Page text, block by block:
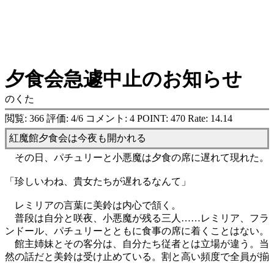
夕食会急遽中止のお知らせ
のくた
閲覧: 366 評価: 4/6 コメント: 4 POINT: 470 Rate: 14.14
紅魔館夕食会は今夜も開かれる
その日、パチュリーと小悪魔は夕食の席に遅れて現れた。
「珍しいわね、貴女たちが遅れるなんて」
レミリアの言葉に美鈴は内心で頷く。
普段は自分と咲夜、小悪魔が残る三人……レミリア、フラ
ンドール、パチュリーとともに食事の席に着くことはない。
館主姉妹とその客分は、自分たち従者とは立場が違う。当
然の話だと美鈴は受け止めている。割と高い頻度で全員が揃